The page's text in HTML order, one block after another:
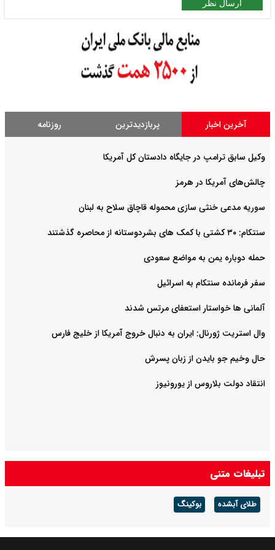
ارسال نظر
آخرین اخبار پربازدیدترین روزنامه
وکیل سابق ترامپ در جایگاه دادستان کل آمریکا
چالش‌های آمریکا در هرمز
سوریه مدعی خنثی سازی محموله قاچاق سلاح به لبنان
سنتکام: ۳۰ کشتی با کمک های بشردوستانه از محاصره گذشتند
حمله دوباره یمن به مواضع سعودی
سفر فرمانده سنتکام به اسرائیل
آلمانی ها خواستار استعفای مرتس شدند
وال استریت ژورنال: ایران به دنبال خروج آمریکا از خلیج فارس
حال وخیم جو بایدن از زبان پسرش
انتقاد دولت بلاروس از یورونیوز
تبلیغات متنی
طلای آبشده بوکینگ